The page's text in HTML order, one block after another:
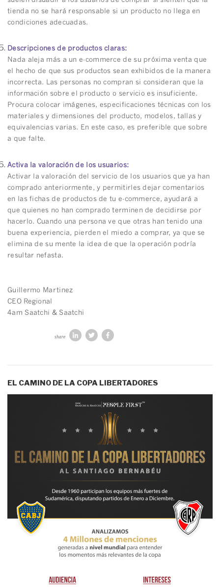
tienda no se hará responsable si un producto no llega en
condiciones adecuadas.
Descripciones de productos claras:
Nada aleja más a un e-commerce de su próxima venta que
el hecho de que sus productos sean exhibidos de la manera
incorrecta. Las personas no compran si consideran que la
información sobre el producto o servicio es insuficiente.
Procura colocar imágenes, especificaciones técnicas con los
materiales y dimensiones del producto, modelos, tallas y
equivalencias varias. En este caso, es preferible que sobre
a que falte.
Activa la valoración de los usuarios:
Activar la valoración del servicio de los usuarios que ya han
comprado anteriormente, y permitirles dejar comentarios
en las fichas de productos de tu e-commerce, ayudará a
que quienes no han comprado terminen de decidirse por
hacerlo. Cuando una persona ve que otras han tenido una
buena experiencia, pierden el miedo a comprar, ya que se
elimina de su mente la idea de que la operación podría
resultar nefasta.
Guillermo Martinez
CEO Regional
4am Saatchi & Saatchi
share
EL CAMINO DE LA COPA LIBERTADORES